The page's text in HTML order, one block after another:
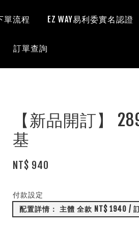
單流程 EZ WAY易利委實名認證
訂單查詢
【新品開訂】
基
NT$ 940
付款設定
配置詳情： 主體 全款 NT$ 1940 /